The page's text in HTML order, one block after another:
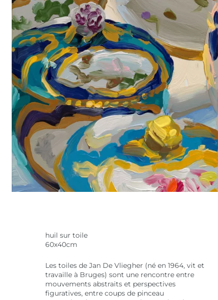
huil sur toile
60x40cm
Les toiles de Jan De Vliegher (né en 1964, vit et
travaille à Bruges) sont une rencontre entre
mouvements abstraits et perspectives
figuratives, entre coups de pinceau